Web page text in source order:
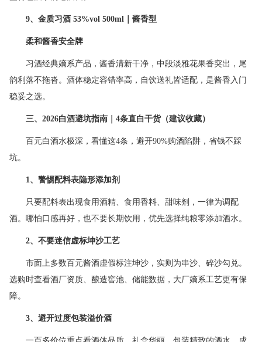
9、金质习酒 53%vol 500ml ｜酱香型
柔和酱香安全牌
习酒经典嫡系产品，酱香清新干净，中段淡雅花果香突出，尾
韵利落不拖沓。酒体稳定容错率高，自饮送礼皆适配，是酱香入门
稳妥之选。
三、 2026白酒避坑指南｜ 4条直白干货（建议收藏）
百元白酒水极深，看懂这4条，避开90%购酒陷阱，省钱不踩
坑。
1、警惕配料表隐形添加剂
只要配料表出现食用酒精、食用香料、甜味剂，一律为调配
酒。哪怕口感再好，也不要长期饮用，优先选择纯粮零添加酒水。
2、不要迷信虚标坤沙工艺
市面上多数百元酱酒虚假标注坤沙，实则为串沙、碎沙勾兑。
选购时查看酒厂资质、酿造窖池、储能数据，大厂嫡系工艺更有保
障。
3、避开过度包装溢价酒